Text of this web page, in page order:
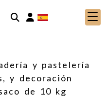
Identifícate
y pastelería
y decoración
de 10 kg